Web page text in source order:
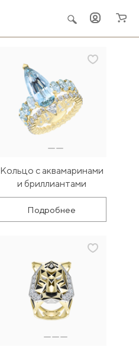
Кольцо с аквамаринами
и бриллиантами
Подробнее